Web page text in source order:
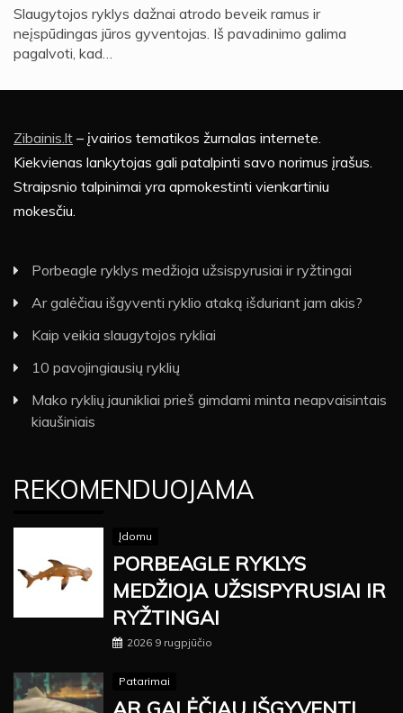
Slaugytojos ryklys dažnai atrodo beveik ramus ir
neįspūdingas jūros gyventojas. Iš pavadinimo galima
pagalvoti, kad…
Zibainis.lt – įvairios tematikos žurnalas internete.
Kiekvienas lankytojas gali patalpinti savo norimus įrašus.
Straipsnio talpinimai yra apmokestinti vienkartiniu
mokesčiu.
Porbeagle ryklys medžioja užsispyrusiai ir ryžtingai
Ar galėčiau išgyventi ryklio ataką išduriant jam akis?
Kaip veikia slaugytojos rykliai
10 pavojingiausių ryklių
Mako ryklių jaunikliai prieš gimdami minta neapvaisintais
kiaušiniais
REKOMENDUOJAMA
Įdomu
PORBEAGLE RYKLYS
MEDŽIOJA UŽSISPYRUSIAI IR
RYŽTINGAI
2026 9 rugpjūčio
Patarimai